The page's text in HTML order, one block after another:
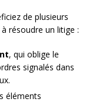
de plusieurs
résoudre un litige :
, qui oblige le
signalés dans
éléments